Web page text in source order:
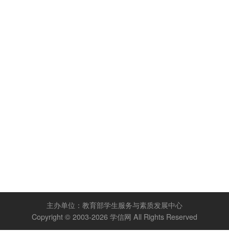
主办单位： 教育部学生服务与素质发展中心
Copyright © 2003-2026 学信网 All Rights Reserved